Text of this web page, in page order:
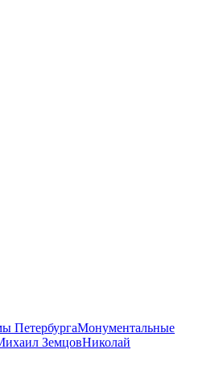
ПетербургаМонументальные
ЗемцовНиколай